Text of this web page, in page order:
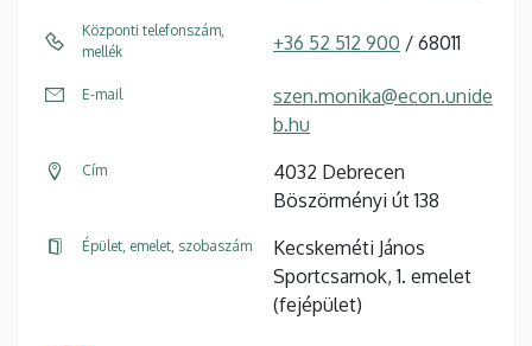
Központi telefonszám,
mellék
+36 52 512 900 / 68011
E-mail
szen.monika@econ.unide
b.hu
Cím
4032 Debrecen
Böszörményi út 138
Épület, emelet, szobaszám
Kecskeméti János
Sportcsarnok, 1. emelet
(fejépület)